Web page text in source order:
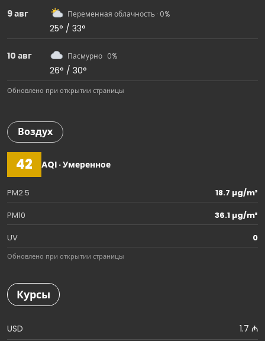
9 авг Переменная облачность · 0%
25° / 33°
10 авг Пасмурно · 0%
26° / 30°
Обновлено при открытии страницы
Воздух
42 AQI · Умеренное
PM2.5
18.7 µg/m³
PM10
36.1 µg/m³
UV
0
Обновлено при открытии страницы
Курсы
USD 1.7 ₼